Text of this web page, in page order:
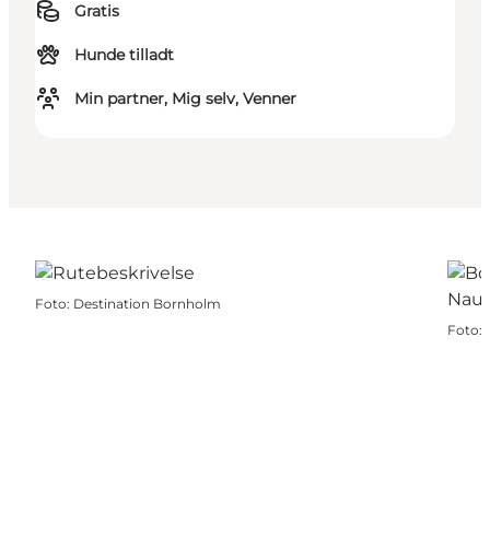
Gratis
Hunde tilladt
Min partner, Mig selv, Venner
Foto: Destination Bornholm
Foto: